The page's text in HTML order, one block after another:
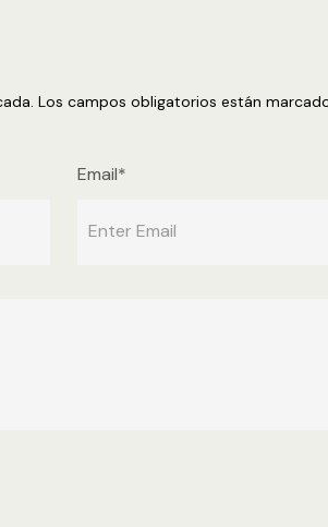
Los campos obligatorios están
Email*